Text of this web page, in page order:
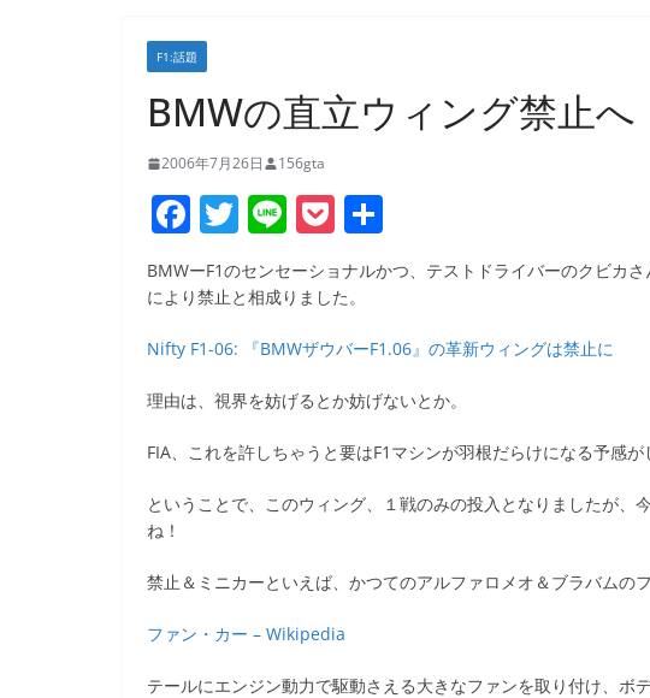
F1:話題
BMWの直立ウィング禁止へ
2006年7月26日 156gta
F
a
c
e
b
o
o
T
w
itt
er
Li
e
P
o
ck
et
有
BMWーF1のセンセーショナルかつ、テストドライバーのクビカ
により禁止と相成りました。
Nifty F1-06: 『BMWザウバーF1.06』の革新ウィングは禁止に
理由は、視界を妨げるとか妨げないとか。
FIA、これを許しちゃうと要はF1マシンが羽根だらけになる予感
ということで、このウィング、１戦のみの投入となりましたが、
ね！
禁止＆ミニカーといえば、かつてのアルファロメオ＆ブラバムのフ
ファン・カー – Wikipedia
テールにエンジン動力で駆動さえる大きなファンを取り付け、ボ